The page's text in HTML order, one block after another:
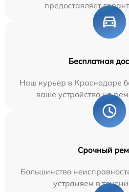
предоставляет
Бесплатная
Наш курьер в Краснодаре
ваше устройство на
Срочный
Большинство
устраняем в